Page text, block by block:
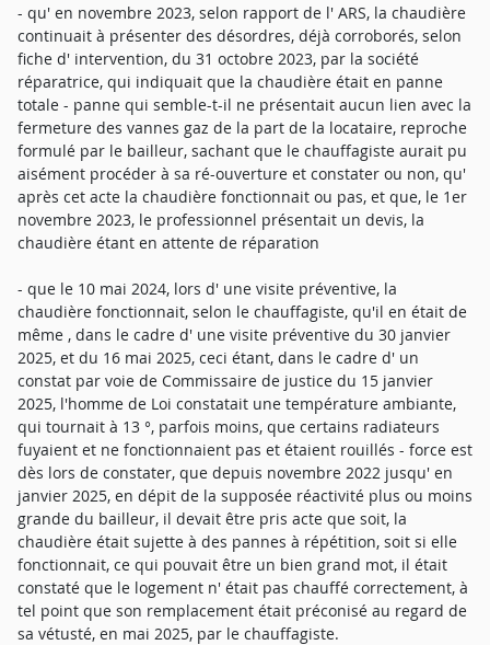
- qu' en novembre 2023, selon rapport de l' ARS, la chaudière
continuait à présenter des désordres, déjà corroborés, selon
fiche d' intervention, du 31 octobre 2023, par la société
réparatrice, qui indiquait que la chaudière était en panne
totale - panne qui semble-t-il ne présentait aucun lien avec la
fermeture des vannes gaz de la part de la locataire, reproche
formulé par le bailleur, sachant que le chauffagiste aurait pu
aisément procéder à sa ré-ouverture et constater ou non, qu'
après cet acte la chaudière fonctionnait ou pas, et que, le 1er
novembre 2023, le professionnel présentait un devis, la
chaudière étant en attente de réparation
- que le 10 mai 2024, lors d' une visite préventive, la
chaudière fonctionnait, selon le chauffagiste, qu'il en était de
même , dans le cadre d' une visite préventive du 30 janvier
2025, et du 16 mai 2025, ceci étant, dans le cadre d' un
constat par voie de Commissaire de justice du 15 janvier
2025, l'homme de Loi constatait une température ambiante,
qui tournait à 13 °, parfois moins, que certains radiateurs
fuyaient et ne fonctionnaient pas et étaient rouillés - force est
dès lors de constater, que depuis novembre 2022 jusqu' en
janvier 2025, en dépit de la supposée réactivité plus ou moins
grande du bailleur, il devait être pris acte que soit, la
chaudière était sujette à des pannes à répétition, soit si elle
fonctionnait, ce qui pouvait être un bien grand mot, il était
constaté que le logement n' était pas chauffé correctement, à
tel point que son remplacement était préconisé au regard de
sa vétusté, en mai 2025, par le chauffagiste.